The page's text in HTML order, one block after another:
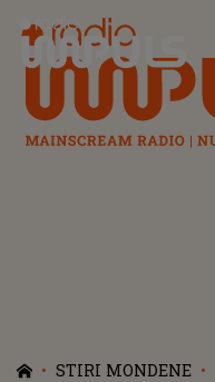
Radio Impuls
STIRI MONDENE